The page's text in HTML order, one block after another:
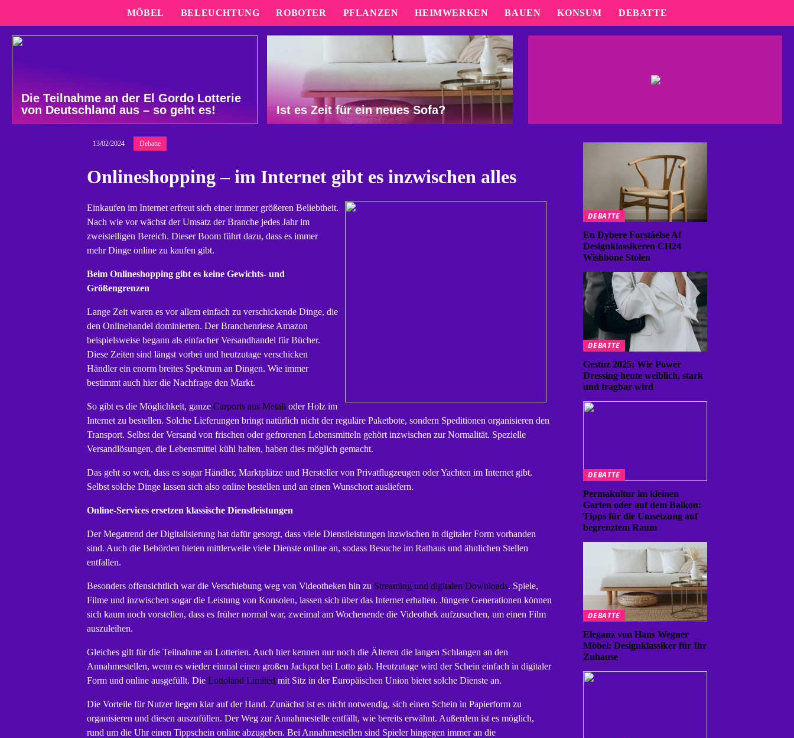
MÖBEL BELEUCHTUNG ROBOTER PFLANZEN HEIMWERKEN BAUEN KONSUM DEBATTE
Die Teilnahme an der El Gordo Lotterie
von Deutschland aus – so geht es!
Ist es Zeit für ein neues Sofa?
13/02/2024 Debatte
Onlineshopping – im Internet gibt es inzwischen alles
Einkaufen im Internet erfreut sich einer immer größeren Beliebtheit.
Nach wie vor wächst der Umsatz der Branche jedes Jahr im
zweistelligen Bereich. Dieser Boom führt dazu, dass es immer
mehr Dinge online zu kaufen gibt.
Beim Onlineshopping gibt es keine Gewichts- und
Größengrenzen
Lange Zeit waren es vor allem einfach zu verschickende Dinge, die
den Onlinehandel dominierten. Der Branchenriese Amazon
beispielsweise begann als einfacher Versandhandel für Bücher.
Diese Zeiten sind längst vorbei und heutzutage verschicken
Händler ein enorm breites Spektrum an Dingen. Wie immer
bestimmt auch hier die Nachfrage den Markt.
So gibt es die Möglichkeit, ganze Carports aus Metall oder Holz im
Internet zu bestellen. Solche Lieferungen bringt natürlich nicht der reguläre Paketbote, sondern Speditionen organisieren den
Transport. Selbst der Versand von frischen oder gefrorenen Lebensmitteln gehört inzwischen zur Normalität. Spezielle
Versandlösungen, die Lebensmittel kühl halten, haben dies möglich gemacht.
Das geht so weit, dass es sogar Händler, Marktplätze und Hersteller von Privatflugzeugen oder Yachten im Internet gibt.
Selbst solche Dinge lassen sich also online bestellen und an einen Wunschort ausliefern.
Online-Services ersetzen klassische Dienstleistungen
Der Megatrend der Digitalisierung hat dafür gesorgt, dass viele Dienstleistungen inzwischen in digitaler Form vorhanden
sind. Auch die Behörden bieten mittlerweile viele Dienste online an, sodass Besuche im Rathaus und ähnlichen Stellen
entfallen.
Besonders offensichtlich war die Verschiebung weg von Videotheken hin zu Streaming und digitalen Downloads. Spiele,
Filme und inzwischen sogar die Leistung von Konsolen, lassen sich über das Internet erhalten. Jüngere Generationen können
sich kaum noch vorstellen, dass es früher normal war, zweimal am Wochenende die Videothek aufzusuchen, um einen Film
auszuleihen.
Gleiches gilt für die Teilnahme an Lotterien. Auch hier kennen nur noch die Älteren die langen Schlangen an den
Annahmestellen, wenn es wieder einmal einen großen Jackpot bei Lotto gab. Heutzutage wird der Schein einfach in digitaler
Form und online ausgefüllt. Die Lottoland Limited mit Sitz in der Europäischen Union bietet solche Dienste an.
Die Vorteile für Nutzer liegen klar auf der Hand. Zunächst ist es nicht notwendig, sich einen Schein in Papierform zu
organisieren und diesen auszufüllen. Der Weg zur Annahmestelle entfällt, wie bereits erwähnt. Außerdem ist es möglich,
rund um die Uhr einen Tippschein online abzugeben. Bei Annahmestellen sind Spieler hingegen immer an die
DEBATTE
En Dybere Forståelse Af
Designklassikeren CH24
Wishbone Stolen
DEBATTE
Gestuz 2025: Wie Power
Dressing heute weiblich, stark
und tragbar wird
DEBATTE
Permakultur im kleinen
Garten oder auf dem Balkon:
Tipps für die Umsetzung auf
begrenztem Raum
DEBATTE
Eleganz von Hans Wegner
Möbel: Designklassiker für Ihr
Zuhause